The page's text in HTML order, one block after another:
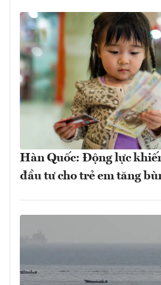
Hàn Quốc: Động lực
đầu tư cho trẻ em tăng